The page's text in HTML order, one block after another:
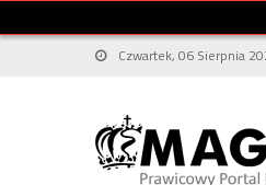
Czwartek, 06 Sierpnia